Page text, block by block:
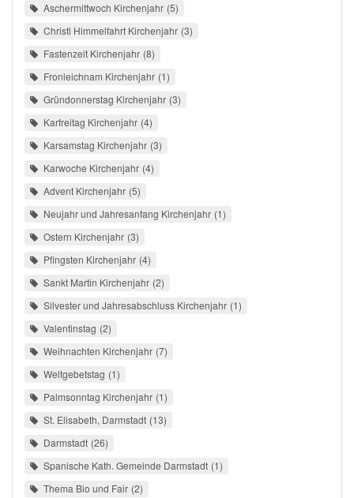
Aschermittwoch Kirchenjahr 5
Christi Himmelfahrt Kirchenjahr 3
Fastenzeit Kirchenjahr 8
Fronleichnam Kirchenjahr 1
Gründonnerstag Kirchenjahr 3
Karfreitag Kirchenjahr 4
Karsamstag Kirchenjahr 3
Karwoche Kirchenjahr 4
Advent Kirchenjahr 5
Neujahr und Jahresanfang Kirchenjahr 1
Ostern Kirchenjahr 3
Pfingsten Kirchenjahr 4
Sankt Martin Kirchenjahr 2
Silvester und Jahresabschluss Kirchenjahr 1
Valentinstag 2
Weihnachten Kirchenjahr 7
Weltgebetstag 1
Palmsonntag Kirchenjahr 1
St. Elisabeth, Darmstadt 13
Darmstadt 26
Spanische Kath. Gemeinde Darmstadt 1
Thema Bio und Fair 2